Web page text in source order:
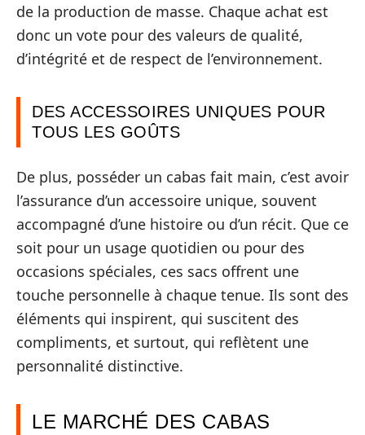
de la production de masse. Chaque achat est
donc un vote pour des valeurs de qualité,
d’intégrité et de respect de l’environnement.
DES ACCESSOIRES UNIQUES POUR
TOUS LES GOÛTS
De plus, posséder un cabas fait main, c’est avoir
l’assurance d’un accessoire unique, souvent
accompagné d’une histoire ou d’un récit. Que ce
soit pour un usage quotidien ou pour des
occasions spéciales, ces sacs offrent une
touche personnelle à chaque tenue. Ils sont des
éléments qui inspirent, qui suscitent des
compliments, et surtout, qui reflètent une
personnalité distinctive.
LE MARCHÉ DES CABAS